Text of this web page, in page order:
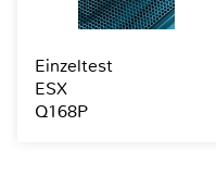
Einzeltest
ESX
Q168P